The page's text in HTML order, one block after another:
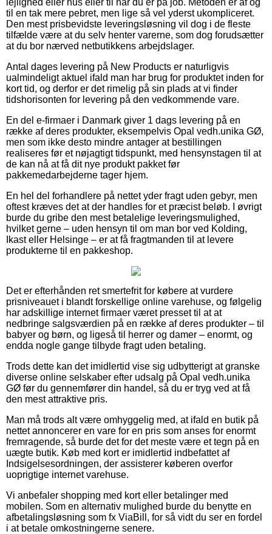
til en tak mere pebret, men lige så vel yderst ukompliceret.
Den mest prisbevidste leveringsløsning vil dog i de fleste
tilfælde være at du selv henter varerne, som dog forudsætter
at du bor nærved netbutikkens arbejdslager.
Antal dages levering på New Products er naturligvis
ualmindeligt aktuel ifald man har brug for produktet inden for
kort tid, og derfor er det rimelig på sin plads at vi finder
tidshorisonten for levering på den vedkommende vare.
En del e-firmaer i Danmark giver 1 dags levering på en
række af deres produkter, eksempelvis Opal vedh.unika GØ,
men som ikke desto mindre antager at bestillingen
realiseres før et nøjagtigt tidspunkt, med hensynstagen til at
de kan nå at få dit nye produkt pakket før
pakkemedarbejderne tager hjem.
En hel del forhandlere på nettet yder fragt uden gebyr, men
oftest kræves det at der handles for et præcist beløb. I øvrigt
burde du gribe den mest betalelige leveringsmulighed,
hvilket gerne – uden hensyn til om man bor ved Kolding,
Ikast eller Helsinge – er at få fragtmanden til at levere
produkterne til en pakkeshop.
Det er efterhånden ret smertefrit for købere at vurdere
prisniveauet i blandt forskellige online varehuse, og følgelig
har adskillige internet firmaer været presset til at at
nedbringe salgsværdien på en række af deres produkter – til
babyer og børn, og ligeså til herrer og damer – enormt, og
endda nogle gange tilbyde fragt uden betaling.
Trods dette kan det imidlertid vise sig udbytterigt at granske
diverse online selskaber efter udsalg på Opal vedh.unika
GØ før du gennemfører din handel, så du er tryg ved at få
den mest attraktive pris.
Man må trods alt være omhyggelig med, at ifald en butik på
nettet annoncerer en vare for en pris som anses for enormt
fremragende, så burde det for det meste være et tegn på en
uægte butik. Køb med kort er imidlertid indbefattet af
Indsigelsesordningen, der assisterer køberen overfor
uoprigtige internet varehuse.
Vi anbefaler shopping med kort eller betalinger med
mobilen. Som en alternativ mulighed burde du benytte en
afbetalingsløsning som fx ViaBill, for så vidt du ser en fordel
i at betale omkostningerne senere.